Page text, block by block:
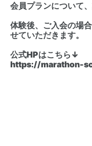
会員プランについて
体験後、ご入会の場
せていただきます。
公式HPはこちら↓
https://marathon-